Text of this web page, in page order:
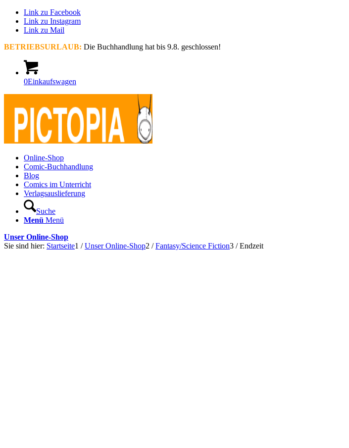
Link zu Facebook
Link zu Instagram
Link zu Mail
BETRIEBSURLAUB: Die Buchhandlung hat bis 9.8. geschlossen!
0Einkaufswagen
Online-Shop
Comic-Buchhandlung
Blog
Comics im Unterricht
Verlagsauslieferung
Suche
Menü Menü
Unser Online-Shop
Sie sind hier: Startseite1 / Unser Online-Shop2 / Fantasy/Science Fiction3 / Endzeit